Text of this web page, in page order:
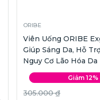
ORIBE
Viên Uống ORIBE
Giúp Sáng Da, Hỗ
Nguy Cơ Lão Hóa
viên
Giảm 12%
305.000 ₫